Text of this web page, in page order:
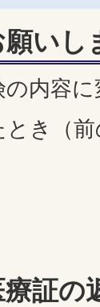
いし
の内容
とき（
証の